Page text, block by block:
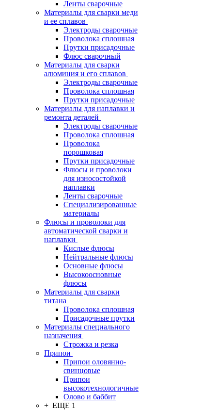
Ленты сварочные
Материалы для сварки меди
и ее сплавов
Электроды сварочные
Проволока сплошная
Прутки присадочные
Флюс сварочный
Материалы для сварки
алюминия и его сплавов
Электроды сварочные
Проволока сплошная
Прутки присадочные
Материалы для наплавки и
ремонта деталей
Электроды сварочные
Проволока сплошная
Проволока
порошковая
Прутки присадочные
Флюсы и проволоки
для износостойкой
наплавки
Ленты сварочные
Специализированные
материалы
Флюсы и проволоки для
автоматической сварки и
наплавки
Кислые флюсы
Нейтральные флюсы
Основные флюсы
Высокоосновные
флюсы
Материалы для сварки
титана
Проволока сплошная
Присадочные прутки
Материалы специального
назначения
Строжка и резка
Припои
Припои оловянно-
свинцовые
Припои
высокотехнологичные
Олово и баббит
+ ЕЩЕ 1